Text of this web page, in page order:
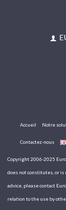
Accueil Notre
Contactez-nous
Copyright 2006-2025
does not constitutes, or is
advice, please contact
relation to the use by